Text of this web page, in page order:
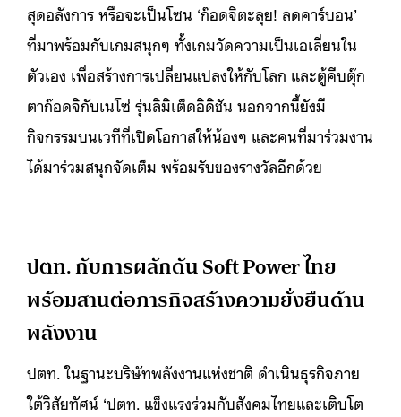
สุดอลังการ หรือจะเป็นโซน ‘ก๊อดจิตะลุย! ลดคาร์บอน’
ที่มาพร้อมกับเกมสนุกๆ ทั้งเกมวัดความเป็นเอเลี่ยนใน
ตัวเอง เพื่อสร้างการเปลี่ยนแปลงให้กับโลก และตู้คีบตุ๊ก
ตาก๊อดจิกับเนโซ่ รุ่นลิมิเต็ดอิดิชัน นอกจากนี้ยังมี
กิจกรรมบนเวทีที่เปิดโอกาสให้น้องๆ และคนที่มาร่วมงาน
ได้มาร่วมสนุกจัดเต็ม พร้อมรับของรางวัลอีกด้วย
ปตท. กับการผลักดัน Soft Power ไทย
พร้อมสานต่อภารกิจสร้างความยั่งยืนด้าน
พลังงาน
ปตท. ในฐานะบริษัทพลังงานแห่งชาติ ดำเนินธุรกิจภาย
ใต้วิสัยทัศน์ ‘ปตท. แข็งแรงร่วมกับสังคมไทยและเติบโต